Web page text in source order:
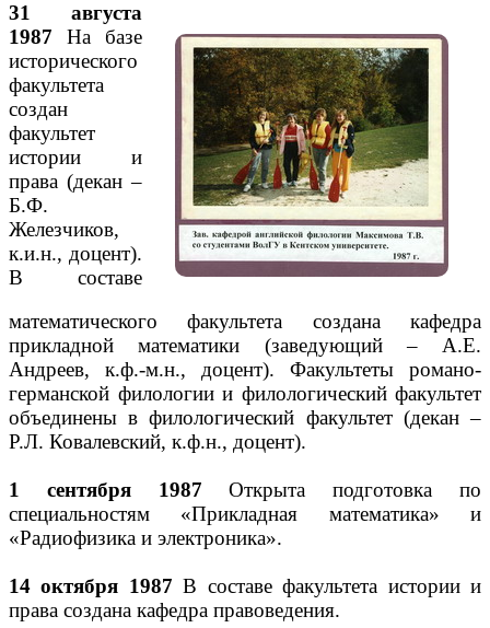
31 августа
1987 На базе
исторического
факультета
создан
факультет
истории и
права (декан –
Б.Ф.
Железчиков,
к.и.н., доцент).
В составе
математического факультета создана кафедра
прикладной математики (заведующий – А.Е.
Андреев, к.ф.-м.н., доцент). Факультеты романо-
германской филологии и филологический факультет
объединены в филологический факультет (декан –
Р.Л. Ковалевский, к.ф.н., доцент).
1 сентября 1987 Открыта подготовка по
специальностям «Прикладная математика» и
«Радиофизика и электроника».
14 октября 1987 В составе факультета истории и
права создана кафедра правоведения.